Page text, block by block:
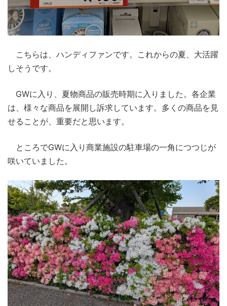
こちらは、ハンディファンです。これからの夏、大活躍
しそうです。
GWに入り、夏物商品の販売時期に入りました。各企業
は、様々な商品を展開し訴求しています。多くの商品を見
せることが、重要だと思います。
ところでGWに入り商業施設の駐車場の一角につつじが
咲いていました。